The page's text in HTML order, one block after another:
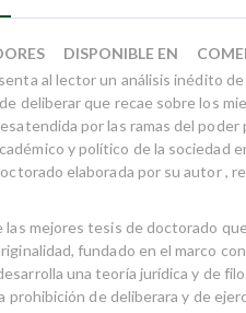
al lector un análisis inédito
deliberar que recae sobre los
por las ramas del
y político de la sociedad
elaborada por su autor ,
las mejores tesis de doctorado
fundado en el marco
una teoría jurídica y de
prohibición de deliberara y de
DISPONIBLE EN